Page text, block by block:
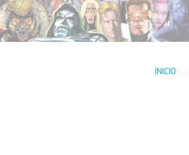
INICIO